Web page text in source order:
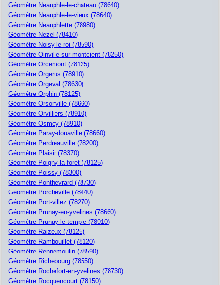
Géomètre Neauphle-le-chateau (78640)
Géomètre Neauphle-le-vieux (78640)
Géomètre Neauphlette (78980)
Géomètre Nezel (78410)
Géomètre Noisy-le-roi (78590)
Géomètre Oinville-sur-montcient (78250)
Géomètre Orcemont (78125)
Géomètre Orgerus (78910)
Géomètre Orgeval (78630)
Géomètre Orphin (78125)
Géomètre Orsonville (78660)
Géomètre Orvilliers (78910)
Géomètre Osmoy (78910)
Géomètre Paray-douaville (78660)
Géomètre Perdreauville (78200)
Géomètre Plaisir (78370)
Géomètre Poigny-la-foret (78125)
Géomètre Poissy (78300)
Géomètre Ponthevrard (78730)
Géomètre Porcheville (78440)
Géomètre Port-villez (78270)
Géomètre Prunay-en-yvelines (78660)
Géomètre Prunay-le-temple (78910)
Géomètre Raizeux (78125)
Géomètre Rambouillet (78120)
Géomètre Rennemoulin (78590)
Géomètre Richebourg (78550)
Géomètre Rochefort-en-yvelines (78730)
Géomètre Rocquencourt (78150)